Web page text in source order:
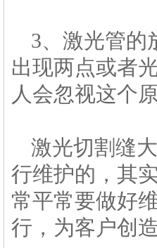
3、激光管的
出现两点或者
人会忽视这个
激光切割缝
行维护的，其
常平常要做好
行，为客户创造